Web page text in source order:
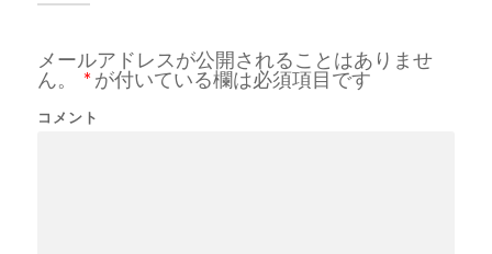
メールアドレスが公開されることはありませ
ん。
* が付いている欄は必須項目です
コメント